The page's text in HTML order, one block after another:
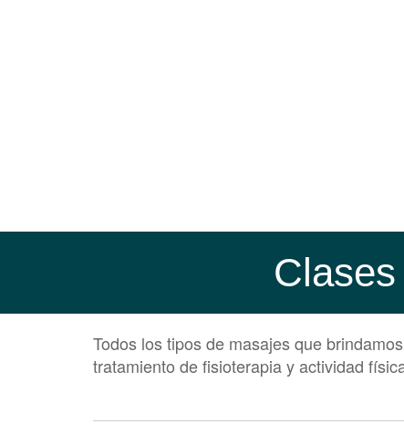
Todos los tipos de masajes que
tratamiento de fisioterapia y actividad